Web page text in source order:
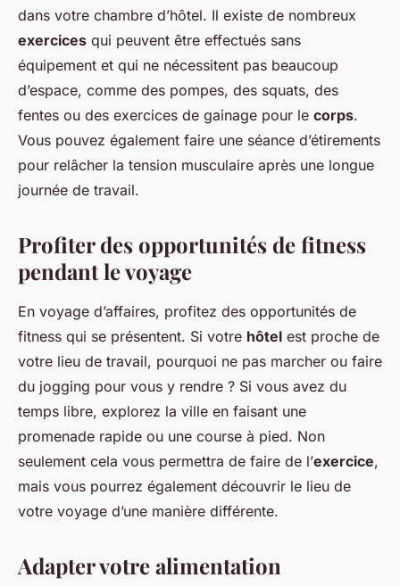
dans votre chambre d’hôtel. Il existe de nombreux
exercices qui peuvent être effectués sans
équipement et qui ne nécessitent pas beaucoup
d’espace, comme des pompes, des squats, des
fentes ou des exercices de gainage pour le corps.
Vous pouvez également faire une séance d’étirements
pour relâcher la tension musculaire après une longue
journée de travail.
Profiter des opportunités de fitness
pendant le voyage
En voyage d’affaires, profitez des opportunités de
fitness qui se présentent. Si votre hôtel est proche de
votre lieu de travail, pourquoi ne pas marcher ou faire
du jogging pour vous y rendre ? Si vous avez du
temps libre, explorez la ville en faisant une
promenade rapide ou une course à pied. Non
seulement cela vous permettra de faire de l’exercice,
mais vous pourrez également découvrir le lieu de
votre voyage d’une manière différente.
Adapter votre alimentation